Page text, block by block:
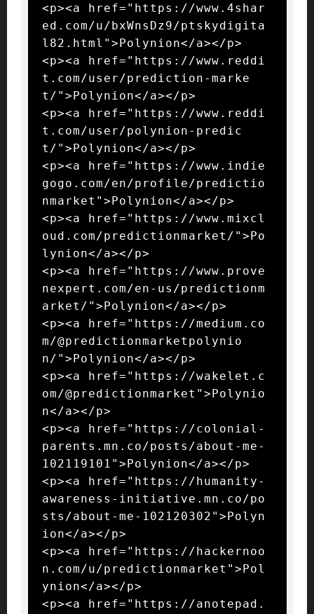
<p><a href="https://www.4shar
ed.com/u/bxWnsDz9/ptskydigita
l82.html">Polynion</a></p>
<p><a href="https://www.reddi
t.com/user/prediction-marke
t/">Polynion</a></p>
<p><a href="https://www.reddi
t.com/user/polynion-predic
t/">Polynion</a></p>
<p><a href="https://www.indie
gogo.com/en/profile/predictio
nmarket">Polynion</a></p>
<p><a href="https://www.mixcl
oud.com/predictionmarket/">Po
lynion</a></p>
<p><a href="https://www.prove
nexpert.com/en-us/predictionm
arket/">Polynion</a></p>
<p><a href="https://medium.co
m/@predictionmarketpolynio
n/">Polynion</a></p>
<p><a href="https://wakelet.c
om/@predictionmarket">Polynio
n</a></p>
<p><a href="https://colonial-
parents.mn.co/posts/about-me-
102119101">Polynion</a></p>
<p><a href="https://humanity-
awareness-initiative.mn.co/po
sts/about-me-102120302">Polyn
ion</a></p>
<p><a href="https://hackernoo
n.com/u/predictionmarket">Pol
ynion</a></p>
<p><a href="https://anotepad.